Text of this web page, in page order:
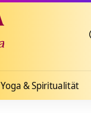
Yoga & Spiritualität